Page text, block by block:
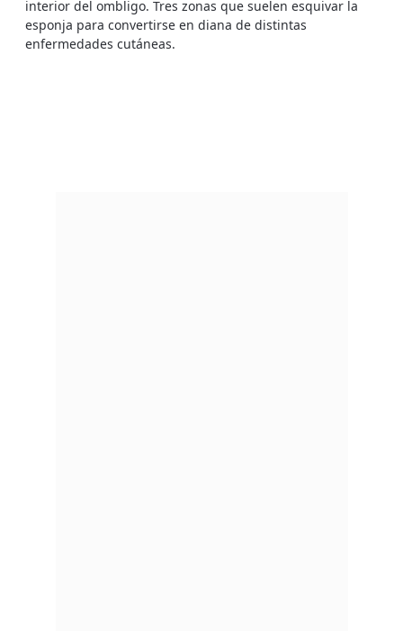
interior del ombligo. Tres zonas que suelen esquivar la
esponja para convertirse en diana de distintas
enfermedades cutáneas.